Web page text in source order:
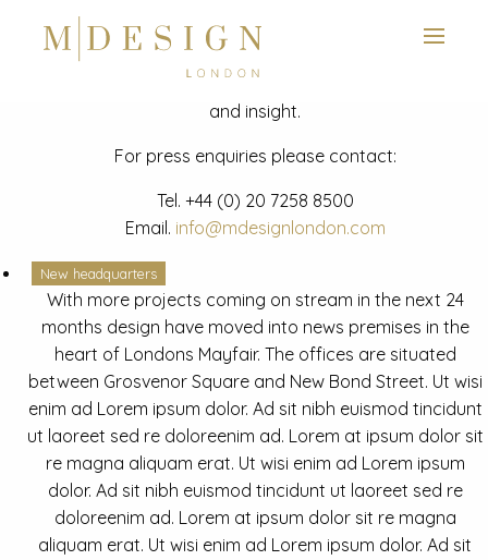
News
Latest mdesign development project and advisory news
and insight.
For press enquiries please contact:
Tel. +44 (0) 20 7258 8500
Email. info@mdesignlondon.com
New headquarters
With more projects coming on stream in the next 24
months design have moved into news premises in the
heart of Londons Mayfair. The offices are situated
between Grosvenor Square and New Bond Street. Ut wisi
enim ad Lorem ipsum dolor. Ad sit nibh euismod tincidunt
ut laoreet sed re doloreenim ad. Lorem at ipsum dolor sit
re magna aliquam erat. Ut wisi enim ad Lorem ipsum
dolor. Ad sit nibh euismod tincidunt ut laoreet sed re
doloreenim ad. Lorem at ipsum dolor sit re magna
aliquam erat. Ut wisi enim ad Lorem ipsum dolor. Ad sit